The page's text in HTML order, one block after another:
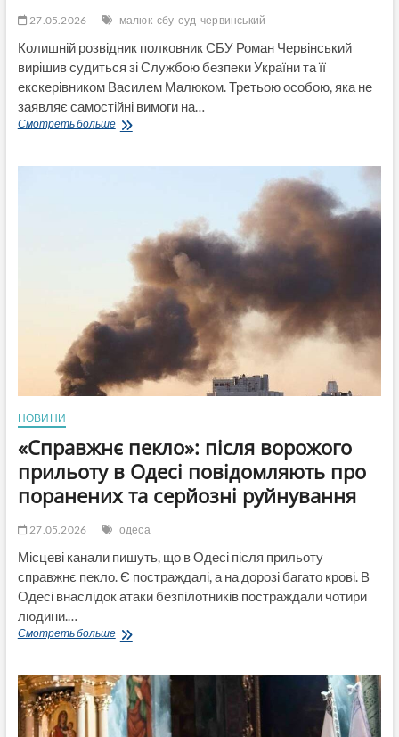
27.05.2026 малюк сбу суд червинський
Колишній розвідник полковник СБУ Роман Червінський
вирішив судиться зі Службою безпеки України та її
екскерівником Василем Малюком. Третьою особою, яка не
заявляє самостійні вимоги на…
Смотреть большеЕксрозвідник
Василя
Малюка
захист
честі
й
НОВИНИ
«Справжнє пекло»: після ворожого
прильоту в Одесі повідомляють про
поранених та серйозні руйнування
27.05.2026 одеса
Місцеві канали пишуть, що в Одесі після прильоту
справжнє пекло. Є постраждалі, а на дорозі багато крові. В
Одесі внаслідок атаки безпілотників постраждали чотири
людини.…
Смотреть больше«Справжнє
ворожого
прильоту
Одесі